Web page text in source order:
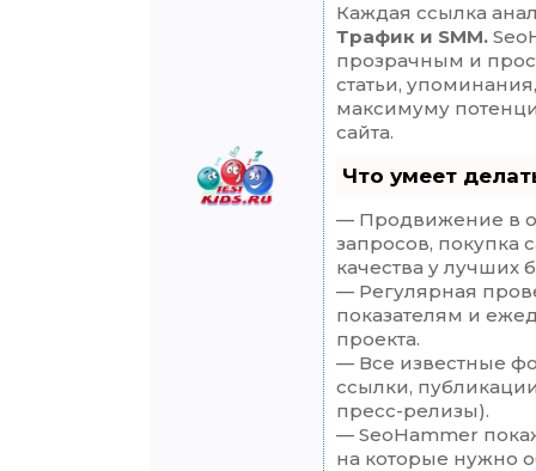
Каждая ссылка
Трафик и SMM.
прозрачным и
статьи,
максимуму
сайта.
Что умеет
— Продвижение в
запросов, покупка
качества у лучших
— Регулярная
показателям и
проекта.
— Все известные
ссылки,
пресс-релизы).
— SeoHammer
на которые нужно